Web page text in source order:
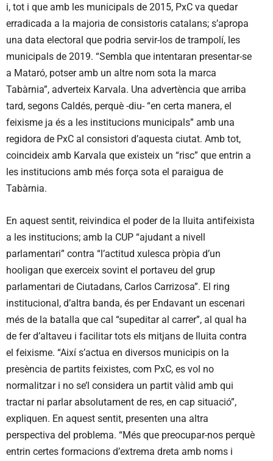
i, tot i que amb les municipals de 2015, PxC va quedar
erradicada a la majoria de consistoris catalans; s’apropa
una data electoral que podria servir-los de trampolí, les
municipals de 2019. “Sembla que intentaran presentar-se
a Mataró, potser amb un altre nom sota la marca
Tabàrnia”, adverteix Karvala. Una advertència que arriba
tard, segons Caldés, perquè -diu- “en certa manera, el
feixisme ja és a les institucions municipals” amb una
regidora de PxC al consistori d’aquesta ciutat. Amb tot,
coincideix amb Karvala que existeix un “risc” que entrin a
les institucions amb més força sota el paraigua de
Tabàrnia.
En aquest sentit, reivindica el poder de la lluita antifeixista
a les institucions; amb la CUP “ajudant a nivell
parlamentari” contra “l’actitud xulesca pròpia d’un
hooligan que exerceix sovint el portaveu del grup
parlamentari de Ciutadans, Carlos Carrizosa”. El ring
institucional, d’altra banda, és per Endavant un escenari
més de la batalla que cal “supeditar al carrer”, al qual ha
de fer d’altaveu i facilitar tots els mitjans de lluita contra
el feixisme. “Així s’actua en diversos municipis on la
presència de partits feixistes, com PxC, es vol no
normalitzar i no se’l considera un partit vàlid amb qui
tractar ni parlar absolutament de res, en cap situació”,
expliquen. En aquest sentit, presenten una altra
perspectiva del problema. “Més que preocupar-nos perquè
entrin certes formacions d’extrema dreta amb noms i